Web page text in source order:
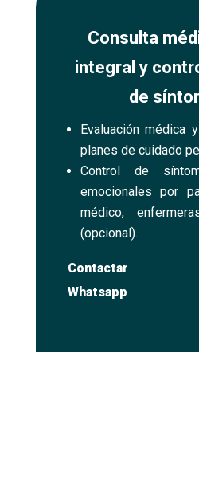
Consulta
integral y
de
Evaluación médica
planes de cuidado
Control de
emocionales por
médico,
(opcional).
Contactar
Whatsapp